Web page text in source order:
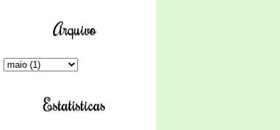
Arquivo
Estatísticas